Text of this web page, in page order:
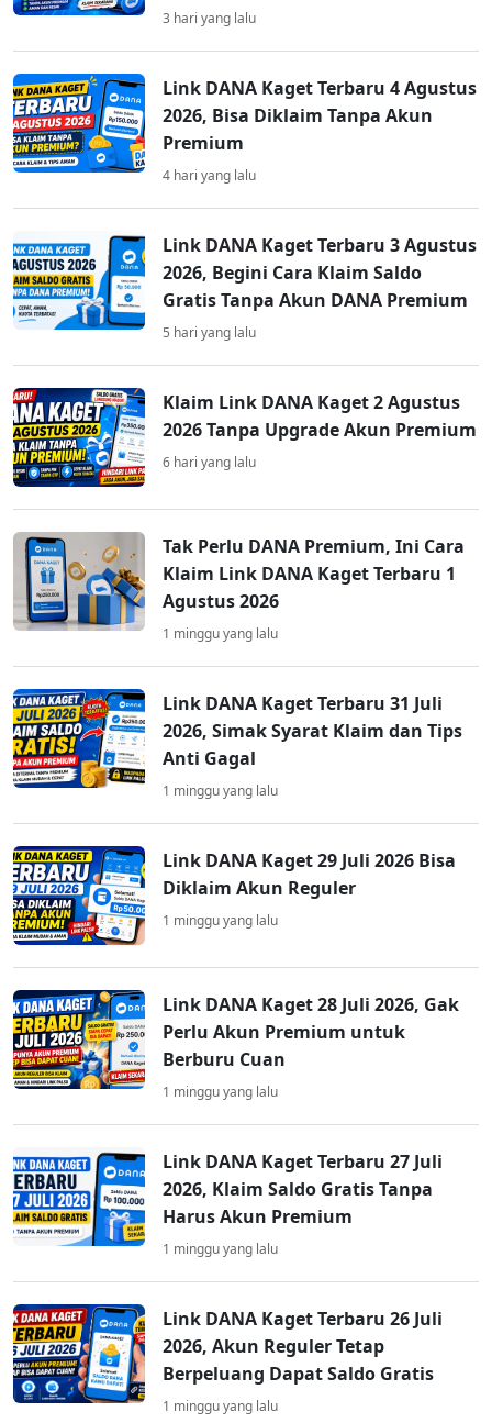
3 hari yang lalu
Link DANA Kaget Terbaru 4 Agustus
2026, Bisa Diklaim Tanpa Akun
Premium
4 hari yang lalu
Link DANA Kaget Terbaru 3 Agustus
2026, Begini Cara Klaim Saldo
Gratis Tanpa Akun DANA Premium
5 hari yang lalu
Klaim Link DANA Kaget 2 Agustus
2026 Tanpa Upgrade Akun Premium
6 hari yang lalu
Tak Perlu DANA Premium, Ini Cara
Klaim Link DANA Kaget Terbaru 1
Agustus 2026
1 minggu yang lalu
Link DANA Kaget Terbaru 31 Juli
2026, Simak Syarat Klaim dan Tips
Anti Gagal
1 minggu yang lalu
Link DANA Kaget 29 Juli 2026 Bisa
Diklaim Akun Reguler
1 minggu yang lalu
Link DANA Kaget 28 Juli 2026, Gak
Perlu Akun Premium untuk
Berburu Cuan
1 minggu yang lalu
Link DANA Kaget Terbaru 27 Juli
2026, Klaim Saldo Gratis Tanpa
Harus Akun Premium
1 minggu yang lalu
Link DANA Kaget Terbaru 26 Juli
2026, Akun Reguler Tetap
Berpeluang Dapat Saldo Gratis
1 minggu yang lalu